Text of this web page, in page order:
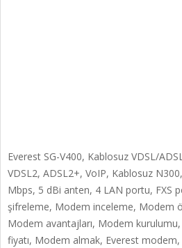
Everest SG-V400, Kablosuz VDSL/
VDSL2, ADSL2+, VoIP, Kablosuz
Mbps, 5 dBi anten, 4 LAN portu, FXS
şifreleme, Modem inceleme, Modem
Modem avantajları, Modem
fiyatı, Modem almak, Everest